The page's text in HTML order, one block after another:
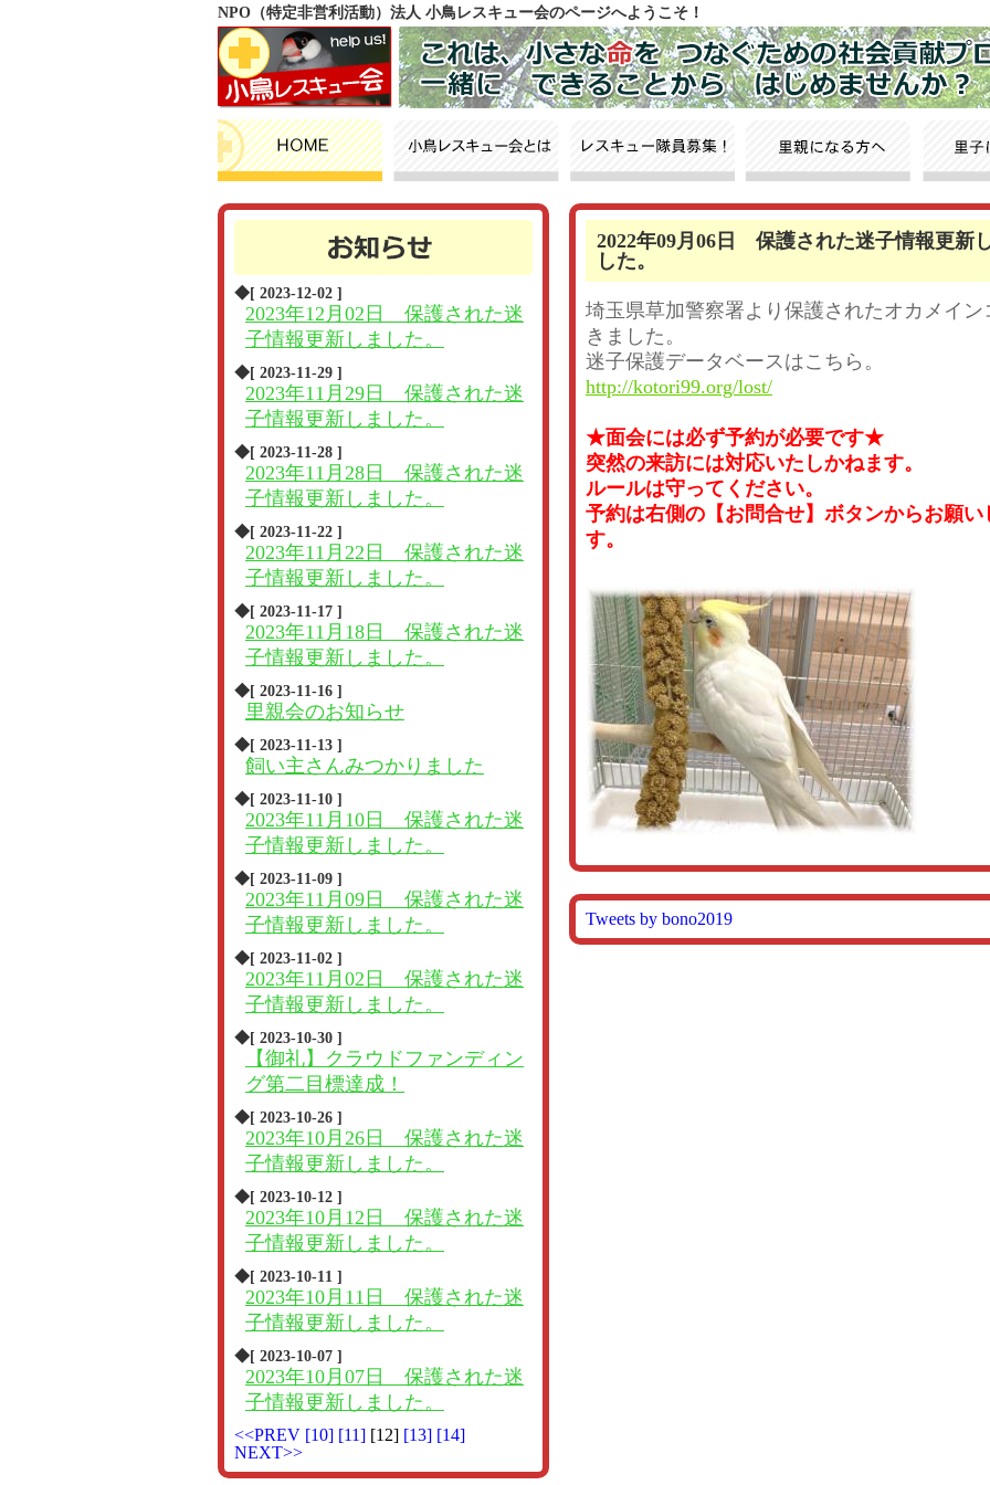
NPO（特定非営利活動）法人 小鳥レスキュー会のページへようこそ！
◆[ 2023-12-02 ]
2023年12月02日 保護された迷
子情報更新しました。
◆[ 2023-11-29 ]
2023年11月29日 保護された迷
子情報更新しました。
◆[ 2023-11-28 ]
2023年11月28日 保護された迷
子情報更新しました。
◆[ 2023-11-22 ]
2023年11月22日 保護された迷
子情報更新しました。
◆[ 2023-11-17 ]
2023年11月18日 保護された迷
子情報更新しました。
◆[ 2023-11-16 ]
里親会のお知らせ
◆[ 2023-11-13 ]
飼い主さんみつかりました
◆[ 2023-11-10 ]
2023年11月10日 保護された迷
子情報更新しました。
◆[ 2023-11-09 ]
2023年11月09日 保護された迷
子情報更新しました。
◆[ 2023-11-02 ]
2023年11月02日 保護された迷
子情報更新しました。
◆[ 2023-10-30 ]
【御礼】クラウドファンディン
グ第二目標達成！
◆[ 2023-10-26 ]
2023年10月26日 保護された迷
子情報更新しました。
◆[ 2023-10-12 ]
2023年10月12日 保護された迷
子情報更新しました。
◆[ 2023-10-11 ]
2023年10月11日 保護された迷
子情報更新しました。
◆[ 2023-10-07 ]
2023年10月07日 保護された迷
子情報更新しました。
<<PREV [10] [11] [12] [13] [14]
NEXT>>
2022年09月06日 保護された迷子情報更新
した。
埼玉県草加警察署より保護されたオカメイン
きました。
迷子保護データベースはこちら。
http://kotori99.org/lost/
★面会には必ず予約が必要です★
突然の来訪には対応いたしかねます。
ルールは守ってください。
予約は右側の【お問合せ】ボタンからお願い
す。
Tweets by bono2019